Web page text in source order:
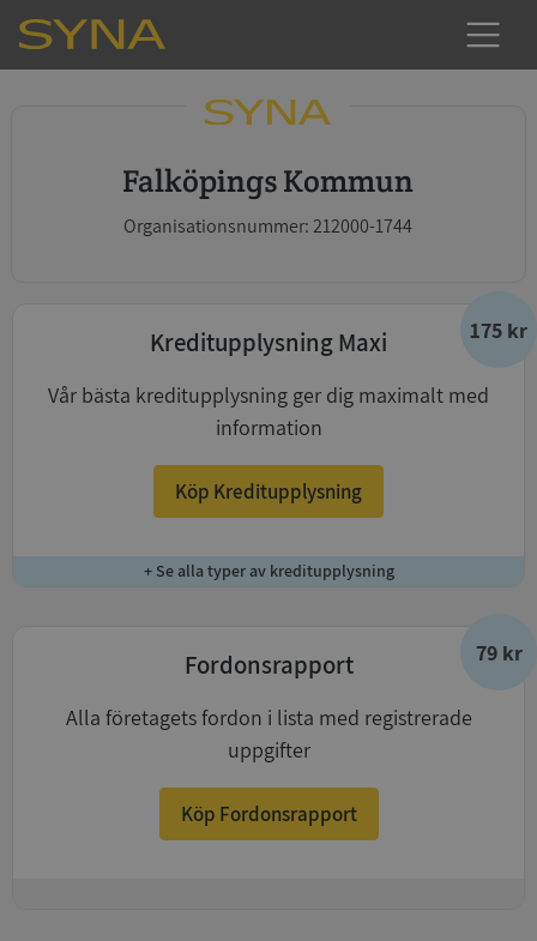
Falköpings Kommun
Organisationsnummer: 212000-1744
175 kr
Kreditupplysning Maxi
Vår bästa kreditupplysning ger dig maximalt med
information
Köp Kreditupplysning
+ Se alla typer av kreditupplysning
79 kr
Fordonsrapport
Alla företagets fordon i lista med registrerade
uppgifter
Köp Fordonsrapport